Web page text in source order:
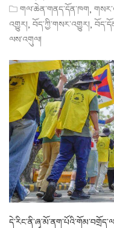
གལ་ཆེན་གནད་དོན་ཁག
འགྱུར། བོད་ཀྱི་གསར་འགྱུར།
ལས་འགུལ།